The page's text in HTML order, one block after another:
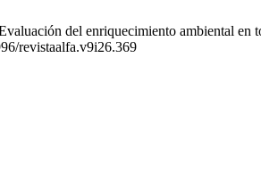
del enriquecimiento ambiental en
revistaalfa.v9i26.369